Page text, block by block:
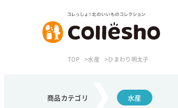
TOP 水産 ひまわり明太子
商品カテゴリ 水産